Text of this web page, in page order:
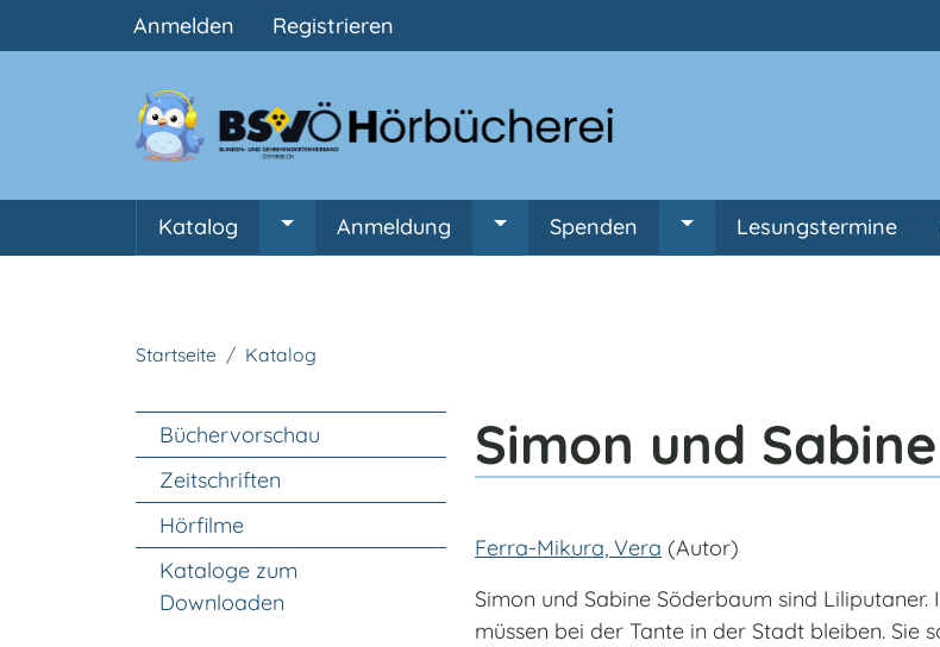
Benutzermenü
Anmelden Registrieren
Hauptnavigation
Katalog Untermenü von Katalog
Anmeldung Untermenü von Anmeldung
Spenden Untermenü von Spenden
Lesungstermine
Startseite Katalog
Simon und
Ferra-Mikura, Vera (Autor)
Simon und Sabine Söderbaum sind Liliputaner.
müssen bei der Tante in der Stadt bleiben. Sie
Unter Navigation
Büchervorschau
Zeitschriften
Hörfilme
Kataloge zum
Downloaden